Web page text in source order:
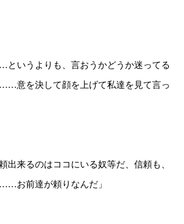
いうよりも、言おうかどうか迷ってる
意を決して顔を上げて私達を見て言っ
出来るのはココにいる奴等だ、信頼も、
お前達が頼りなんだ」